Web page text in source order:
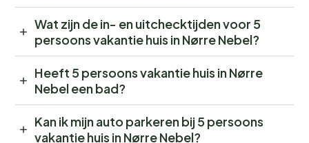
Wat zijn de in- en uitchecktijden voor 5
persoons vakantie huis in Nørre Nebel?
Heeft 5 persoons vakantie huis in Nørre
Nebel een bad?
Kan ik mijn auto parkeren bij 5 persoons
vakantie huis in Nørre Nebel?